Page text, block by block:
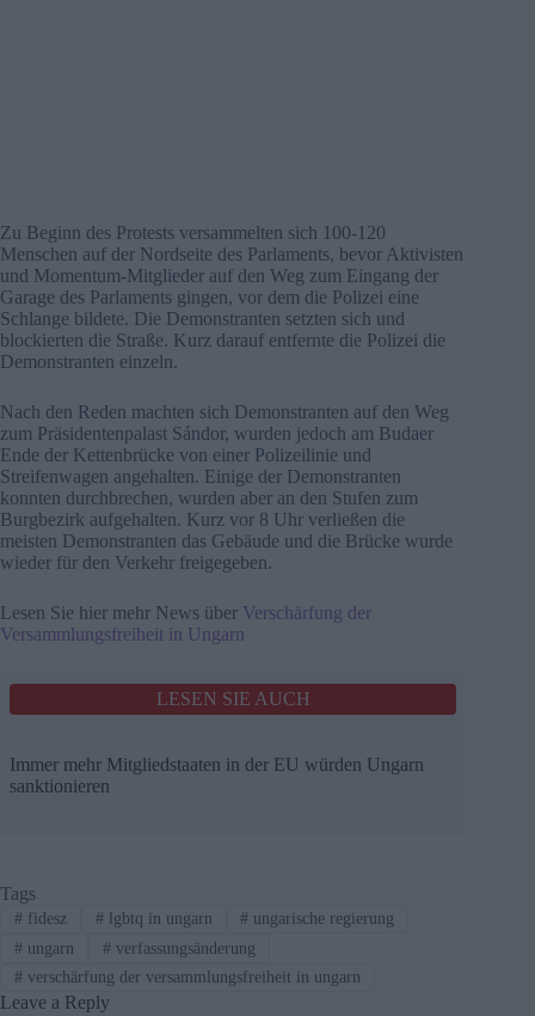
Zu Beginn des Protests versammelten sich 100-120
Menschen auf der Nordseite des Parlaments, bevor Aktivisten
und Momentum-Mitglieder auf den Weg zum Eingang der
Garage des Parlaments gingen, vor dem die Polizei eine
Schlange bildete. Die Demonstranten setzten sich und
blockierten die Straße. Kurz darauf entfernte die Polizei die
Demonstranten einzeln.
Nach den Reden machten sich Demonstranten auf den Weg
zum Präsidentenpalast Sándor, wurden jedoch am Budaer
Ende der Kettenbrücke von einer Polizeilinie und
Streifenwagen angehalten. Einige der Demonstranten
konnten durchbrechen, wurden aber an den Stufen zum
Burgbezirk aufgehalten. Kurz vor 8 Uhr verließen die
meisten Demonstranten das Gebäude und die Brücke wurde
wieder für den Verkehr freigegeben.
Lesen Sie hier mehr News über Verschärfung der
Versammlungsfreiheit in Ungarn
LESEN SIE AUCH
Immer mehr Mitgliedstaaten in der EU würden Ungarn
sanktionieren
Tags
#fidesz #lgbtq in ungarn # ungarische regierung
#ungarn #verfassungsänderung
#verschärfung der versammlungsfreiheit in ungarn
Leave a Reply